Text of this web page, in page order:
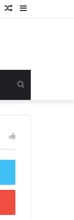
Random
Log
for